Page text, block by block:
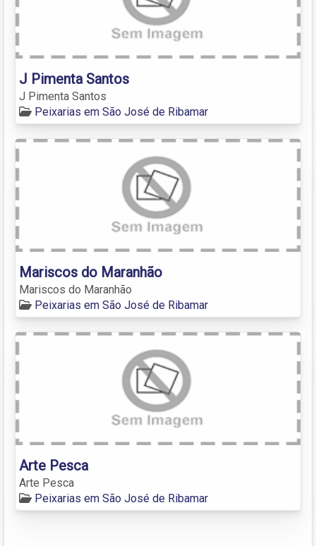
J Pimenta Santos
J Pimenta Santos
Peixarias em São José de Ribamar
Mariscos do Maranhão
Mariscos do Maranhão
Peixarias em São José de Ribamar
Arte Pesca
Arte Pesca
Peixarias em São José de Ribamar